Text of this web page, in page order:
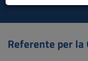
navigazione
sito
al
Referente per la